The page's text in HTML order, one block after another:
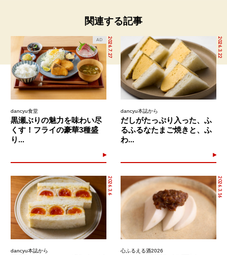
関連する記事
2026.7.27
AD
dancyu食堂
黒瀬ぶりの魅力を味わい尽
くす！フライの豪華3種盛
り...
2026.3.22
dancyu本誌から
だしがたっぷり入った、ふ
るふるなたまご焼きと、ふ
わ...
2026.3.6
dancyu本誌から
2026.3.16
心ふるえる酒2026